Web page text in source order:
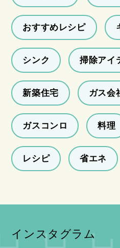
おすすめレシピ
シンク 掃除アイ
新築住宅 ガス会
ガスコンロ 料理
レシピ 省エネ
インスタグラム